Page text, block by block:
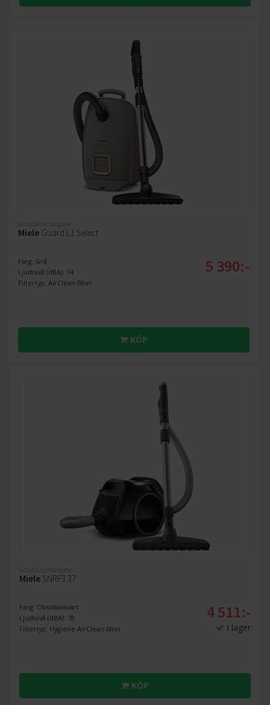
Golvdammsugare
Miele Guard L1 Select
Färg: Grå
Ljudnivå (dBA): 74
Filtertyp: AirClean-filter
5 390:-
KÖP
Golvdammsugare
Miele SNRF3 37
Färg: Obsidiansvart
Ljudnivå (dBA): 78
Filtertyp: Hygiene AirClean-filter
4 511:-
I lager
KÖP